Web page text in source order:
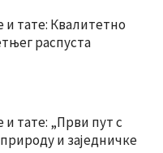
и тате: Квалитетно
распуста
и тате: „Први пут с
и заједничке